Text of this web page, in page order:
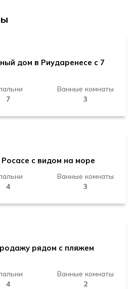
дом в Риударенесе с 7
7
Ванные комнаты
3
с видом на море
4
Ванные комнаты
3
рядом с пляжем
4
Ванные комнаты
2